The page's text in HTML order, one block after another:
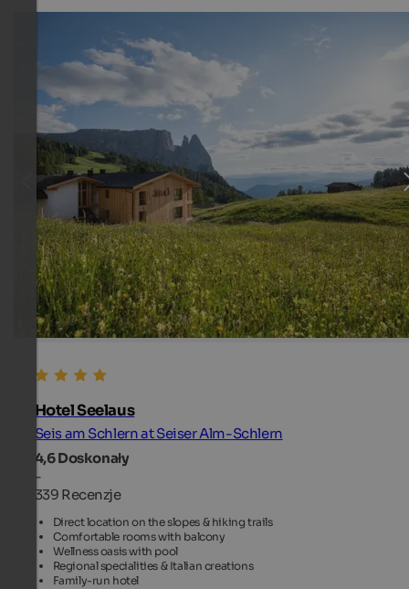
Hotel Seelaus
Seis am Schlern at Seiser Alm-Schlern
4,6Doskonały
-
339 Recenzje
Direct location on the slopes & hiking trails
Comfortable rooms with balcony
Wellness oasis with pool
Regional specialities & Italian creations
Family-run hotel